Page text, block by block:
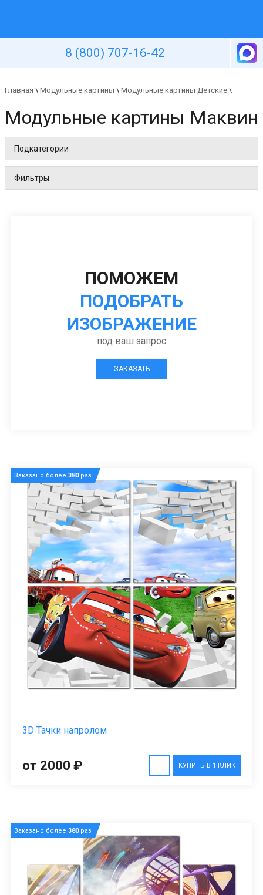
8 (800) 707-16-42
Главная \ Модульные картины \ Модульные картины Детские \
Модульные картины Маквин
Подкатегории
Фильтры
ПОМОЖЕМ
ПОДОБРАТЬ
ИЗОБРАЖЕНИЕ
под ваш запрос
ЗАКАЗАТЬ
Заказано более 380раз
3D Тачки напролом
КУПИТЬ В 1 КЛИК
от 2000 ₽
Заказано более 380раз